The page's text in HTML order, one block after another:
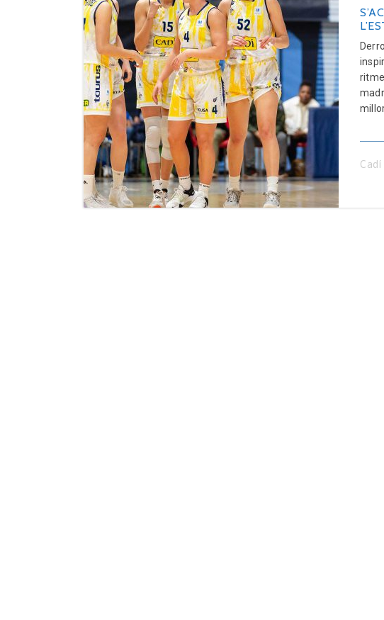
Cadí